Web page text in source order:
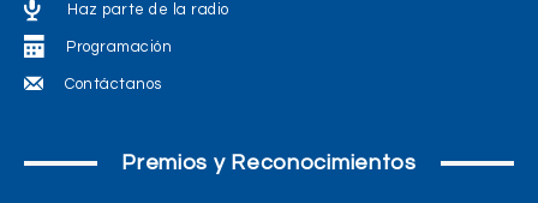
Haz parte de la radio
Programación
Contáctanos
Premios y Reconocimientos